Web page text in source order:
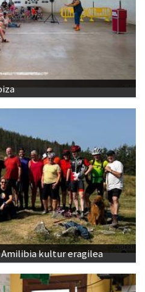
kultur eragilea